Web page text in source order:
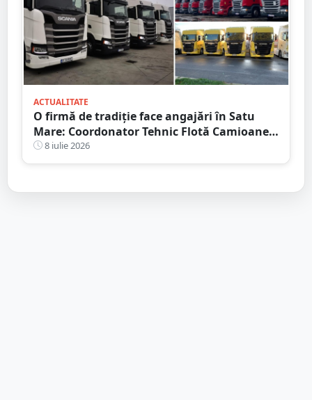
ACTUALITATE
O firmă de tradiție face angajări în Satu
Mare: Coordonator Tehnic Flotă Camioane,
Dispecer Transport Marfă Internațional,
Contabil cu Experiență
8 iulie 2026